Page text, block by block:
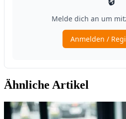
Ähnliche Artikel